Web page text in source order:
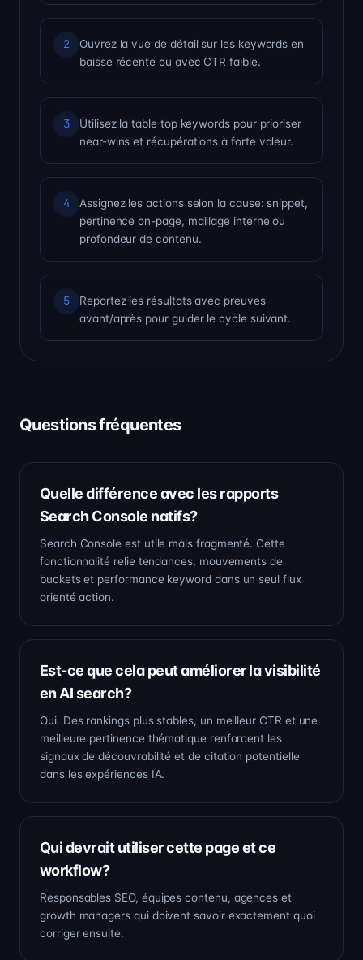
2
Ouvrez la vue de détail sur les keywords en
baisse récente ou avec CTR faible.
3
Utilisez la table top keywords pour prioriser
near-wins et récupérations à forte valeur.
4
Assignez les actions selon la cause: snippet,
pertinence on-page, maillage interne ou
profondeur de contenu.
5
Reportez les résultats avec preuves
avant/après pour guider le cycle suivant.
Questions fréquentes
Quelle différence avec les rapports
Search Console natifs?
Search Console est utile mais fragmenté. Cette
fonctionnalité relie tendances, mouvements de
buckets et performance keyword dans un seul flux
orienté action.
Est-ce que cela peut améliorer la visibilité
en AI search?
Oui. Des rankings plus stables, un meilleur CTR et une
meilleure pertinence thématique renforcent les
signaux de découvrabilité et de citation potentielle
dans les expériences IA.
Qui devrait utiliser cette page et ce
workflow?
Responsables SEO, équipes contenu, agences et
growth managers qui doivent savoir exactement quoi
corriger ensuite.